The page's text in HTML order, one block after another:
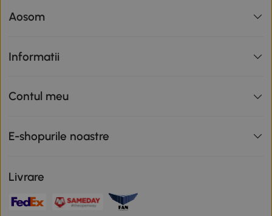
Aosom
Informatii
Contul meu
E-shopurile noastre
Livrare